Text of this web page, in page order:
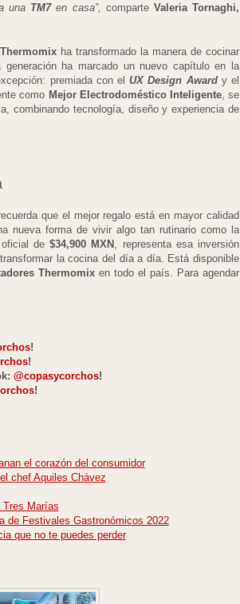
una TM7en casa”, comparte Valeria Tornaghi,
Thermomixha transformado la manera de cocinar
ha marcado un nuevo capítulo en la
premiada con elUX Design Awardy el
como Mejor Electrodoméstico Inteligente, se
combinando tecnología, diseño y experiencia de
que el mejor regalo está en mayor calidad
nueva forma de vivir algo tan rutinario como la
oficial de$34,900 MXN , representa esa inversión
la cocina del día a día. Está disponible
Thermomix en todo el país. Para agendar
!
!
@copasycorchos!
!
el corazón del consumidor
chef Aquiles Chávez
Marías
de Festivales Gastronómicos 2022
que no te puedes perder